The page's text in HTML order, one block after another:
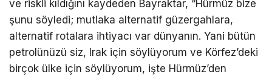
ve riskli kıldığını kaydeden Bayraktar, “Hürmüz bize
şunu söyledi; mutlaka alternatif güzergahlara,
alternatif rotalara ihtiyacı var dünyanın. Yani bütün
petrolünüzü siz, Irak için söylüyorum ve Körfez’deki
birçok ülke için söylüyorum, işte Hürmüz’den